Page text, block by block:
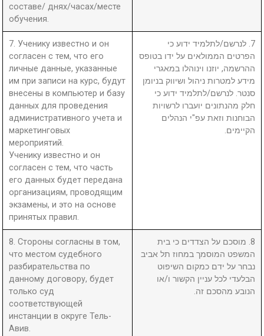
составе/ днях/часах/месте
обучения.
7. Ученику известно и он
согласен с тем, что его
личные данные, указанные
им при записи на курс, будут
внесены в компьютер и базу
данных для проведения
административного учета и
маркетинговых
мероприятий.
Ученику известно и он
согласен с тем, что часть
его данных будет передана
организациям, проводящим
экзамены, и это на основе
принятых правил.
7. לנרשם/לתלמיד ידוע כי
הפרטים הממולאים על ידו בטופס
ההרשמה, יוזנו וינוהלו במאגרי
מידע למטרות ניהול ושיווק בניומן
סנטר. לנרשם/לתלמיד ידוע כי
חלק מהנתונים יועברו לרשויות
הבוחנות וזאת עפ"י הנהלים
הקיימים.
8. Стороны согласны в том,
что местом судебного
разбирательства по
данному договору, будет
только суд
соответствующей
инстанции в округе Тель-
Авив.
8. מוסכם על הצדדים כי בית
המשפט המוסמך במחוז תל אביב
נבחר על ידם כמקום השיפוט
הבלעדי לכל עניין הקשור ו/או
הנובע מהסכם זה.